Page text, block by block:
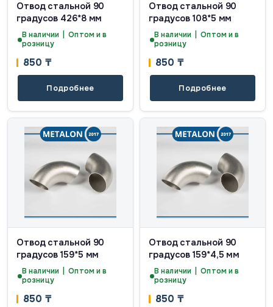
Отвод стальной 90
градусов 426*8 мм
В наличии | Оптом и в
розницу
850 ₸
Подробнее
Отвод стальной 90
градусов 108*5 мм
В наличии | Оптом и в
розницу
850 ₸
Подробнее
Отвод стальной 90
градусов 159*5 мм
В наличии | Оптом и в
розницу
850 ₸
Отвод стальной 90
градусов 159*4,5 мм
В наличии | Оптом и в
розницу
850 ₸